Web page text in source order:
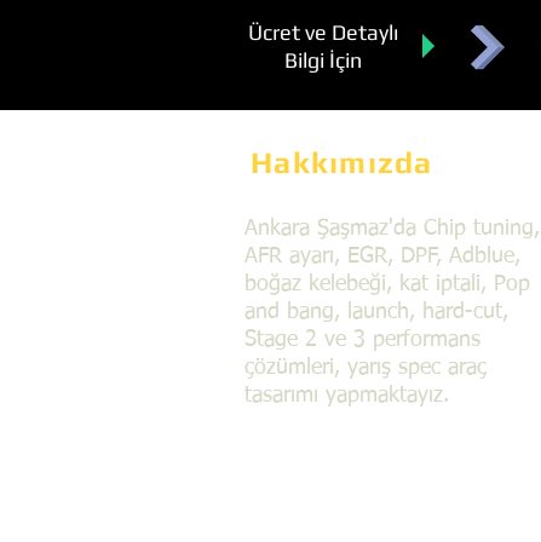
Ücret ve Detaylı
Bilgi İçin
Hakkımızda
Ankara Şaşmaz'da Chip tuning,
AFR ayarı, EGR, DPF, Adblue,
boğaz kelebeği, kat iptali, Pop
and bang, launch, hard-cut,
Stage 2 ve 3 performans
çözümleri, yarış spec araç
tasarımı yapmaktayız.